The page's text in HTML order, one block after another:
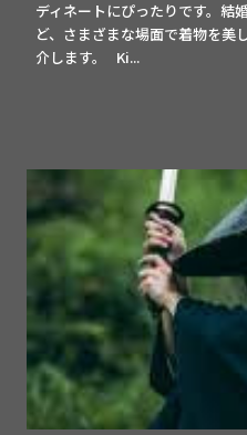
ディネートにぴったりです。結
ど、さまざまな場面で着物を美
介します。 Ki...